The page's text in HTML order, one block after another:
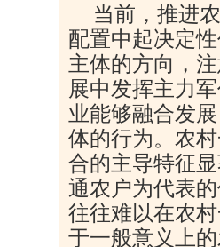
当前，推进
配置中起决定
主体的方向，
展中发挥主力
业能够融合发
体的行为。农
合的主导特征
通农户为代表
往往难以在农
于一般意义上